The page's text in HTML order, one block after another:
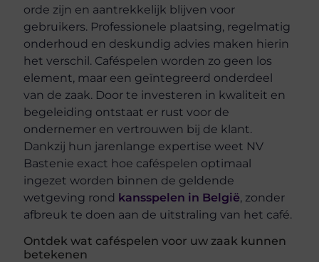
orde zijn en aantrekkelijk blijven voor
gebruikers. Professionele plaatsing, regelmatig
onderhoud en deskundig advies maken hierin
het verschil. Caféspelen worden zo geen los
element, maar een geïntegreerd onderdeel
van de zaak. Door te investeren in kwaliteit en
begeleiding ontstaat er rust voor de
ondernemer en vertrouwen bij de klant.
Dankzij hun jarenlange expertise weet NV
Bastenie exact hoe caféspelen optimaal
ingezet worden binnen de geldende
wetgeving rond kansspelen in België, zonder
afbreuk te doen aan de uitstraling van het café.
Ontdek wat caféspelen voor uw zaak kunnen
betekenen